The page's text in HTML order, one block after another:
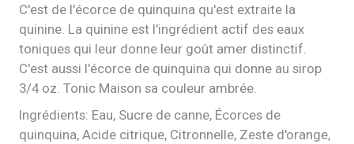
C'est de l'écorce de quinquina qu'est extraite la
quinine. La quinine est l'ingrédient actif des eaux
toniques qui leur donne leur goût amer distinctif.
C'est aussi l'écorce de quinquina qui donne au sirop
3/4 oz. Tonic Maison sa couleur ambrée.
Ingrédients: Eau, Sucre de canne, Écorces de
quinquina, Acide citrique, Citronnelle, Zeste d'orange,